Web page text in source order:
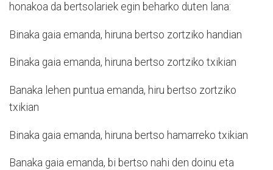
honakoa da bertsolariek egin beharko duten lana:
Binaka gaia emanda, hiruna bertso zortziko handian
Binaka gaia emanda, hiruna bertso zortziko txikian
Banaka lehen puntua emanda, hiru bertso zortziko
txikian
Binaka gaia emanda, hiruna bertso hamarreko txikian
Banaka gaia emanda, bi bertso nahi den doinu eta